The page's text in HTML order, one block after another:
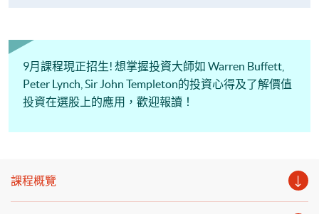
9月課程現正招生! 想掌握投資大師如 Warren Buffett,
Peter Lynch, Sir John Templeton的投資心得及了解價值
投資在選股上的應用，歡迎報讀！
課程概覽